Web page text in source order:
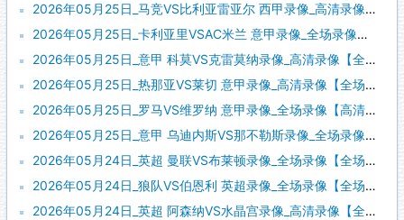
2026年05月25日_马竞VS比利亚雷亚尔 西甲录像_高清录像【全场回放】
2026年05月25日_卡利亚里VSAC米兰 意甲录像_全场录像【全场回放】
2026年05月25日_意甲 科莫VS克雷莫纳录像_高清录像【全场回放】
2026年05月25日_热那亚VS莱切 意甲录像_高清录像【全场回放】
2026年05月25日_罗马VS维罗纳 意甲录像_全场录像【高清回放】
2026年05月25日_意甲 乌迪内斯VS那不勒斯录像_全场录像【全场回放】
2026年05月24日_英超 曼联VS布莱顿录像_全场录像【全场回放】
2026年05月24日_狼队VS伯恩利 英超录像_全场录像【全场回放】
2026年05月24日_英超 阿森纳VS水晶宫录像_高清录像【全场回放】